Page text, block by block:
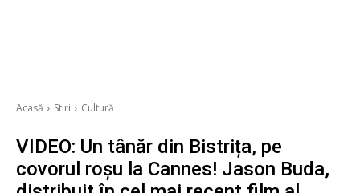
Acasă Stiri Cultură
VIDEO: Un tânăr din Bistrița, pe
covorul roșu la Cannes! Jason Buda,